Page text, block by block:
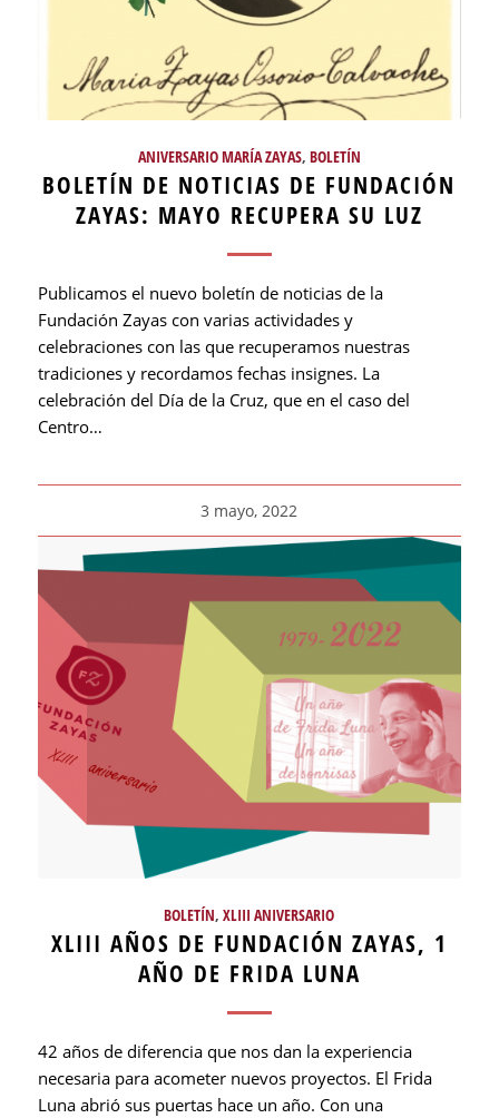
ANIVERSARIO MARÍA ZAYAS, BOLETÍN
BOLETÍN DE NOTICIAS DE FUNDACIÓN
ZAYAS: MAYO RECUPERA SU LUZ
Publicamos el nuevo boletín de noticias de la
Fundación Zayas con varias actividades y
celebraciones con las que recuperamos nuestras
tradiciones y recordamos fechas insignes. La
celebración del Día de la Cruz, que en el caso del
Centro…
3 mayo, 2022
BOLETÍN,XLIII ANIVERSARIO
XLIII AÑOS DE FUNDACIÓN ZAYAS, 1
AÑO DE FRIDA LUNA
42 años de diferencia que nos dan la experiencia
necesaria para acometer nuevos proyectos. El Frida
Luna abrió sus puertas hace un año. Con una